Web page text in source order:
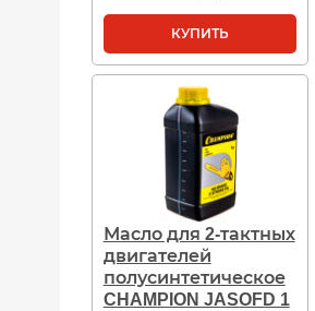
КУПИТЬ
Масло для 2-тактных
двигателей
полусинтетическое
CHAMPION JASOFD 1